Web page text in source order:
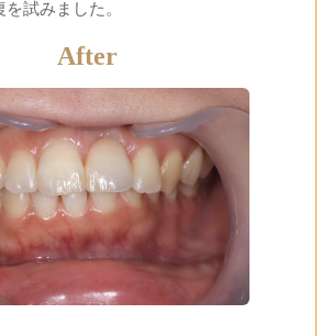
試みました。
After